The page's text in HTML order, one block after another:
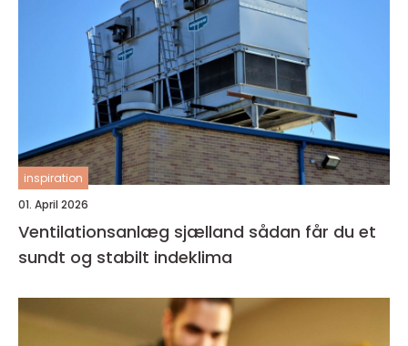
inspiration
01. April 2026
Ventilationsanlæg sjælland sådan får du et
sundt og stabilt indeklima